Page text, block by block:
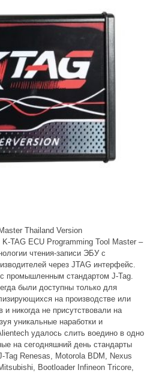
Thailand Version
TAG ECU Programming Tool Master –
чтения-записи ЭБУ с
через JTAG интерфейс.
промышленным стандартом J-Tag.
были доступны только для
на производстве или
и никогда не присутствовали на
уникальные наработки и
удалось слить воедино в одно
на сегодняшний день стандарты
Renesas, Motorola BDM, Nexus
Bootloader Infineon Tricore,